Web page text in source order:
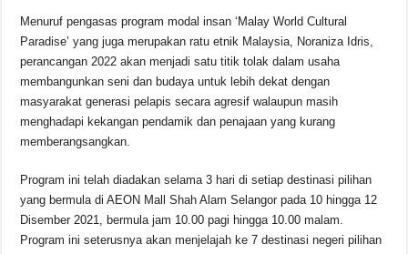
Menuruf pengasas program modal insan ‘Malay World Cultural
Paradise’ yang juga merupakan ratu etnik Malaysia, Noraniza Idris,
perancangan 2022 akan menjadi satu titik tolak dalam usaha
membangunkan seni dan budaya untuk lebih dekat dengan
masyarakat generasi pelapis secara agresif walaupun masih
menghadapi kekangan pendamik dan penajaan yang kurang
memberangsangkan.
Program ini telah diadakan selama 3 hari di setiap destinasi pilihan
yang bermula di AEON Mall Shah Alam Selangor pada 10 hingga 12
Disember 2021, bermula jam 10.00 pagi hingga 10.00 malam.
Program ini seterusnya akan menjelajah ke 7 destinasi negeri pilihan